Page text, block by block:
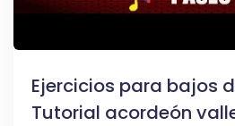
Ejercicios para bajos
Tutorial acordeón